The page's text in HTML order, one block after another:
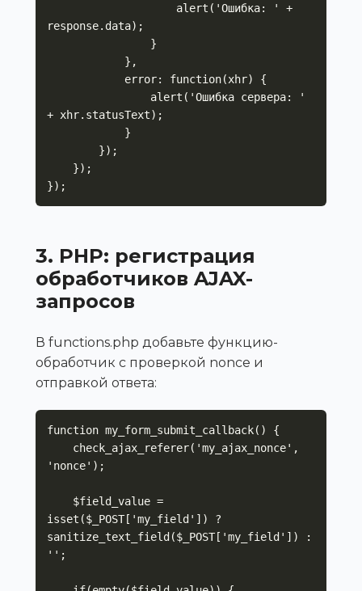
response.data);
+ xhr.statusText);
});
3. PHP: регистрация
обработчиков AJAX-
запросов
В functions.php добавьте функцию-
обработчик с проверкой nonce и
отправкой ответа:
function my_form_submit_callback() {
'nonce');
isset($_POST['my_field']) ?
sanitize_text_field($_POST['my_field']) :
'';